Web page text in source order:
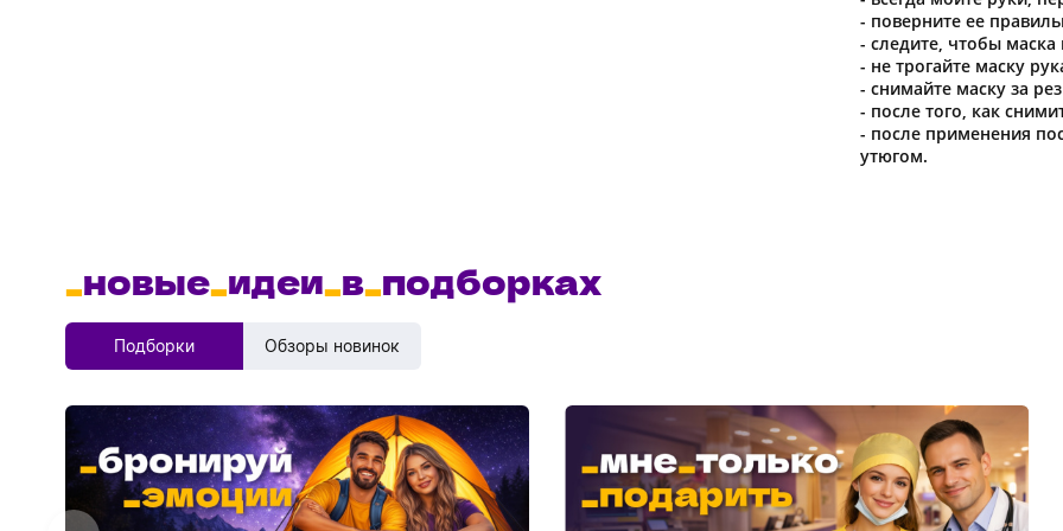
- поверните ее
- следите, чтобы
- не трогайте маску
- снимайте маску за
- после того, как
- после применения
утюгом.
_новые_идеи_в_подборках
Подборки Обзоры новинок